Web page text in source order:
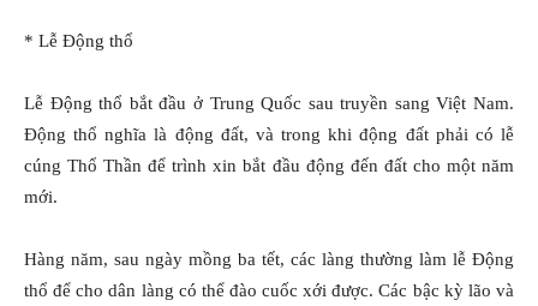
* Lễ Ðộng thổ
Lễ Ðộng thổ bắt đầu ở Trung Quốc sau truyền sang Việt Nam.
Ðộng thổ nghĩa là động đất, và trong khi động đất phải có lễ
cúng Thổ Thần để trình xin bắt đầu động đến đất cho một năm
mới.
Hàng năm, sau ngày mồng ba tết, các làng thường làm lễ Ðộng
thổ để cho dân làng có thể đào cuốc xới được. Các bậc kỳ lão và